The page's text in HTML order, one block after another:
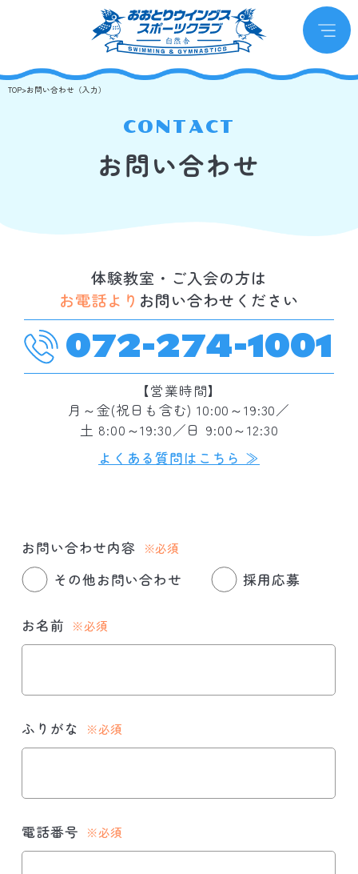
TOP>お問い合わせ（入力）
CONTACT
お問い合わせ
体験教室・ご入会の方は
お電話より お問い合わせください
072-274-1001
【営業時間】
月～金(祝日も含む) 10:00～19:30／
土 8:00～19:30／日 9:00～12:30
よくある質問はこちら ≫
お問い合わせ内容 ※必須
その他お問い合わせ 採用応募
お名前 ※必須
ふりがな ※必須
電話番号 ※必須